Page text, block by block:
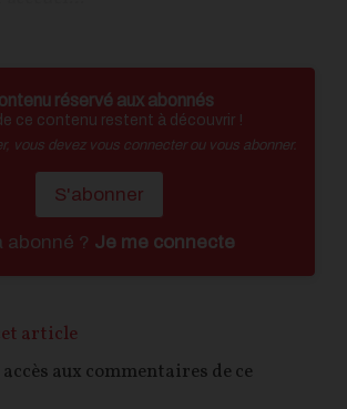
réservé aux abonnés
ce contenu restent à découvrir !
vous devez vous connecter ou vous abonner.
S'abonner
abonné ? Je me connecte
article
accès aux commentaires de ce